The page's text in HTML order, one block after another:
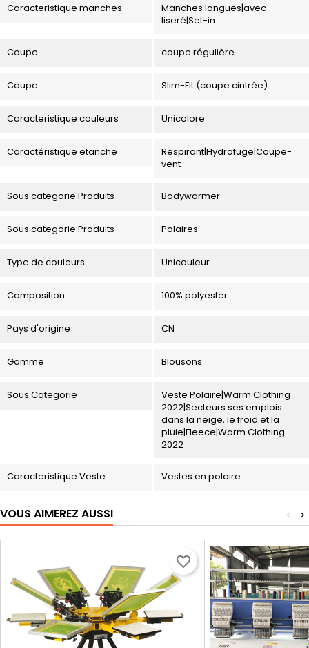
Caracteristique manches
Manches longues|avec
liseré|Set-in
Coupe coupe régulière
Coupe Slim-Fit (coupe cintrée)
Caracteristique couleurs Unicolore
Caractéristique etanche
Respirant|Hydrofuge|Coupe-
vent
Sous categorie Produits Bodywarmer
Sous categorie Produits Polaires
Type de couleurs Unicouleur
Composition 100% polyester
Pays d'origine CN
Gamme Blousons
Sous Categorie
Veste Polaire|Warm Clothing
2022|Secteurs ses emplois
dans la neige, le froid et la
pluie|Fleece|Warm Clothing
2022
Caracteristique Veste Vestes en polaire
VOUS AIMEREZ AUSSI >
<
favorite_border